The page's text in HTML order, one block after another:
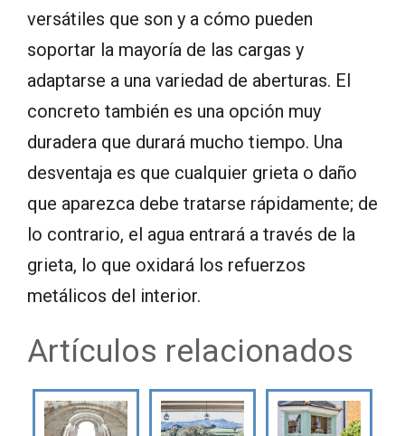
versátiles que son y a cómo pueden
soportar la mayoría de las cargas y
adaptarse a una variedad de aberturas. El
concreto también es una opción muy
duradera que durará mucho tiempo. Una
desventaja es que cualquier grieta o daño
que aparezca debe tratarse rápidamente; de
lo contrario, el agua entrará a través de la
grieta, lo que oxidará los refuerzos
metálicos del interior.
Artículos relacionados